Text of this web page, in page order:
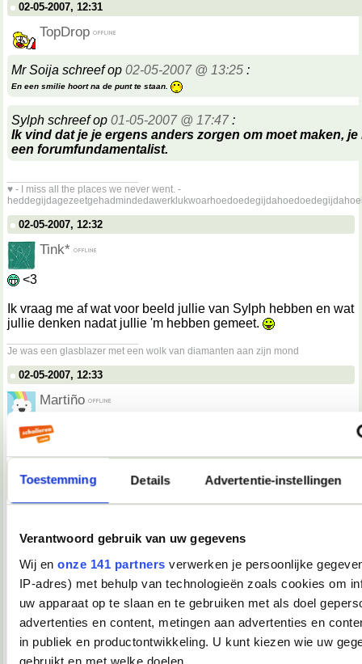
Toestemming Details Advertentie-instellingen
Verantwoord gebruik van uw gegevens
Wij en onze 141 partners verwerken je persoonlijke
IP-adres) met behulp van technologieën zoals cookies om
uw apparaat op te slaan en te gebruiken met als doel
advertenties en content, metingen aan advertenties en
in publiek en productontwikkeling. U kunt kiezen wie uw
gebruikt en met welke doelen.
02-05-2007, 12:31
TopDrop
Mr Soija schreef op 02-05-2007 @ 13:25 :
En een smilie hoort na de punt te staan.
Sylph schreef op 01-05-2007 @ 17:47:
Ik vind dat je je ergens anders zorgen om moet maken,
een forumfundamentalist.
♥ - I miss all the places we never went. -
02-05-2007, 12:32
Tink*
<3
Ik vraag me af wat voor beeld jullie van Sylph hebben en wat
jullie denken nadat jullie 'm hebben gemeet.
Je was een glasblazer met een wolk van diamanten aan zijn mond
02-05-2007, 12:33
Martiño
Darkiekurd schreef op
Niet.
Dit is het "embarrassing moments, leuke anekdotes,
vermaak uw medeforummer" topic, nummer 2!
Dit had dus eigenlijk in de eerste post gemoeten.
__________________
02-05-2007, 12:36
Tink*